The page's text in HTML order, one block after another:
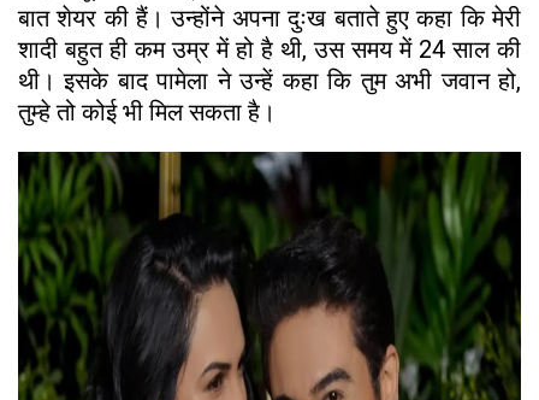
बात शेयर की हैं। उन्होंने अपना दुःख बताते हुए कहा कि मेरी
शादी बहुत ही कम उम्र में हो है थी, उस समय में 24 साल की
थी। इसके बाद पामेला ने उन्हें कहा कि तुम अभी जवान हो,
तुम्हे तो कोई भी मिल सकता है।